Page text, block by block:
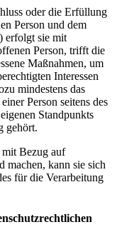
oder die Erfüllung
Person und dem
erfolgt sie mit
Person, trifft die
Maßnahmen, um
Interessen
mindestens das
Person seitens des
Standpunkts
gehört.
mit Bezug auf
machen, kann sie sich
für die Verarbeitung